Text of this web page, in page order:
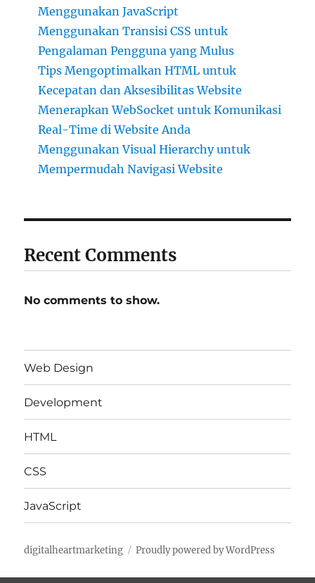
Menggunakan JavaScript
Menggunakan Transisi CSS untuk
Pengalaman Pengguna yang Mulus
Tips Mengoptimalkan HTML untuk
Kecepatan dan Aksesibilitas Website
Menerapkan WebSocket untuk Komunikasi
Real-Time di Website Anda
Menggunakan Visual Hierarchy untuk
Mempermudah Navigasi Website
Recent Comments
No comments to show.
Web Design
Development
HTML
CSS
JavaScript
digitalheartmarketing Proudly powered by WordPress